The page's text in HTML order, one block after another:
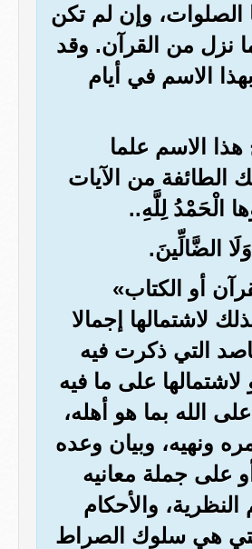
الصلوات، وإن لم تكن
نزل من القرآن. وقد
الاسم في أيام
الاسم علما
الطائفة من الآيات
الْحَمْدُ لِلَّهِ..
الضَّالِّينَ.
أو الكتاب»
لاشتمالها إجمالا
التي ذكرت فيه
لاشتمالها على ما فيه
الله بما هو أهله،
ونهيه، وبيان وعده
على جملة معانيه
والأحكام
التي هي سلوك الصراط